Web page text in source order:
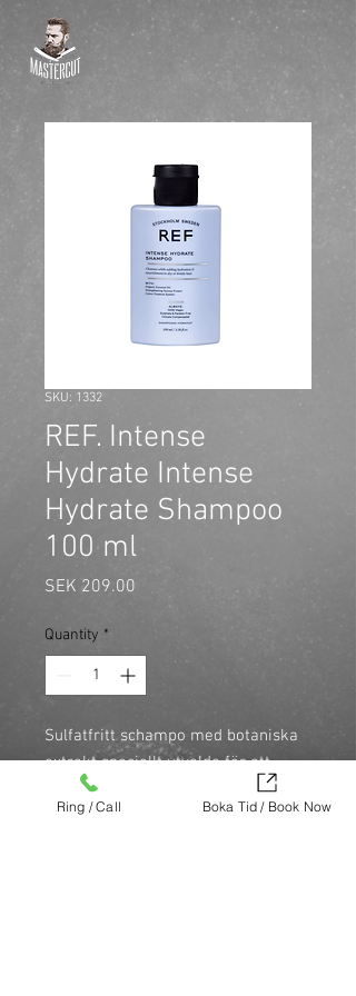
SKU: 1332
REF. Intense
Hydrate Intense
Hydrate Shampoo
100 ml
SEK 209.00
Quantity *
Sulfatfritt schampo med botaniska
extrakt speciellt utvalda för att
skydda, stärka och förse håret med
mjukgörande egenskaper. Rik på
Ring / Call Boka Tid / Book Now